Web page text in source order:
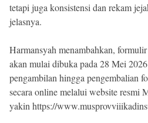
tetapi juga konsistensi dan rekam
jelasnya.
Harmansyah menambahkan,
akan mulai dibuka pada 28 Mei
pengambilan hingga pengembalian
secara online melalui website resmi
yakin https://